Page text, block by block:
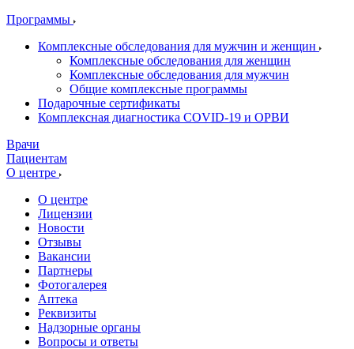
Программы
Комплексные обследования для мужчин и женщин
Комплексные обследования для женщин
Комплексные обследования для мужчин
Общие комплексные программы
Подарочные сертификаты
Комплексная диагностика COVID-19 и ОРВИ
Врачи
Пациентам
О центре
О центре
Лицензии
Новости
Отзывы
Вакансии
Партнеры
Фотогалерея
Аптека
Реквизиты
Надзорные органы
Вопросы и ответы